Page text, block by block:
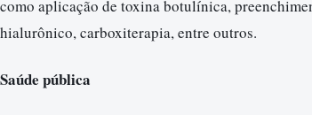
como aplicação de toxina botulínica,
hialurônico, carboxiterapia, entre outros.
Saúde pública